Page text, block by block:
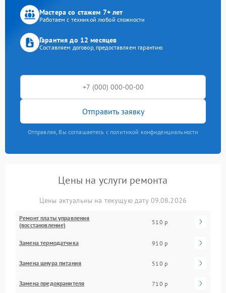
Мастера со стажем 7+ лет
Работаем с техникой любой сложности
Гарантия до 12 месяцев
Составляем договор, предоставляем гарантию
Отправить заявку
Отправляя, Вы соглашаетесь с политикой конфиденциальности
Цены на услуги ремонта
Цены актуальны на текущую дату 09.08.2026
Ремонт платы управления
(восстановление)
510 р
Замена термодатчика 910 р
Замена шнура питания 510 р
Замена предохранителя 710 р